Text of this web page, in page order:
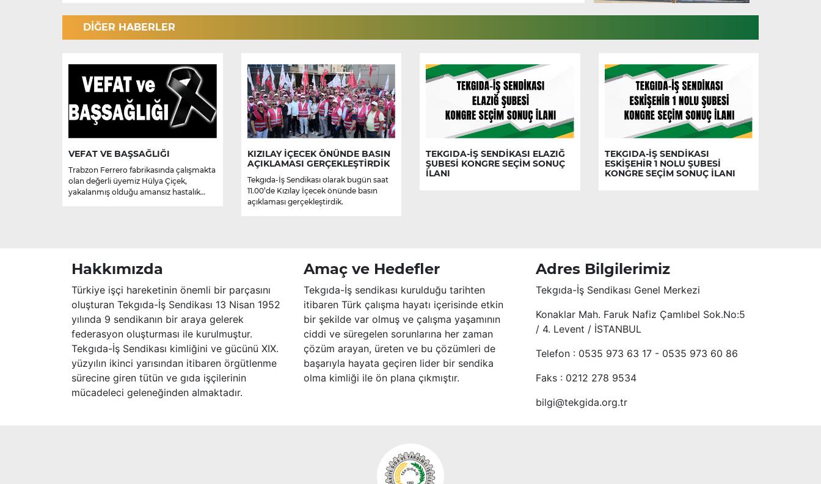
DİĞER HABERLER
VEFAT VE BAŞSAĞLIĞI
Trabzon Ferrero fabrikasında çalışmakta
olan değerli üyemiz Hülya Çiçek,
yakalanmış olduğu amansız hastalık
KIZILAY İÇECEK ÖNÜNDE BASIN
AÇIKLAMASI GERÇEKLEŞTİRDİK
Tekgıda-İş Sendikası olarak bugün saat
11.00’de Kızılay İçecek önünde basın
açıklaması gerçekleştirdik.
TEKGIDA-İŞ SENDİKASI ELAZIĞ
ŞUBESİ KONGRE SEÇİM SONUÇ
İLANI
TEKGIDA-İŞ SENDİKASI
ESKİŞEHİR 1 NOLU ŞUBESİ
KONGRE SEÇİM SONUÇ İLANI
Hakkımızda
Türkiye işçi hareketinin önemli bir parçasını
oluşturan Tekgıda-İş Sendikası 13 Nisan 1952
yılında 9 sendikanın bir araya gelerek
federasyon oluşturması ile kurulmuştur.
Tekgıda-İş Sendikası kimliğini ve gücünü XIX.
yüzyılın ikinci yarısından itibaren örgütlenme
sürecine giren tütün ve gıda işçilerinin
mücadeleci geleneğinden almaktadır.
Amaç ve Hedefler
Tekgıda-İş sendikası kurulduğu tarihten
itibaren Türk çalışma hayatı içerisinde etkin
bir şekilde var olmuş ve çalışma yaşamının
ciddi ve süregelen sorunlarına her zaman
çözüm arayan, üreten ve bu çözümleri de
başarıyla hayata geçiren lider bir sendika
olma kimliği ile ön plana çıkmıştır.
Adres Bilgilerimiz
Tekgıda-İş Sendikası Genel Merkezi
Konaklar Mah. Faruk Nafiz Çamlıbel Sok.No:5
/ 4. Levent / İSTANBUL
Telefon : 0535 973 63 17 - 0535 973 60 86
Faks : 0212 278 9534
bilgi@tekgida.org.tr